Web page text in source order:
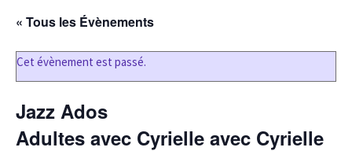
« Tous les Évènements
Cet évènement est passé.
Jazz Ados
Adultes avec Cyrielle avec Cyrielle